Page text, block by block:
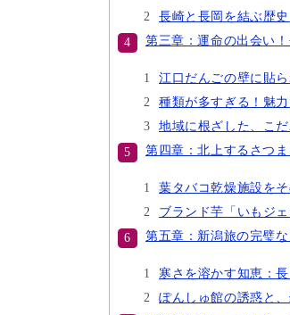
長崎と長岡を結ぶ歴
第三章：運命の出会い
江口だんごの壁に貼
種類が多すぎる！魅
地域に根ざした、こ
第四章：北上するさつ
葉タバコ乾燥施設を
ブランド芋「いもジ
第五章：新潟旅の完璧
寒さを溶かす知恵：
ぽんしゅ館の誘惑と